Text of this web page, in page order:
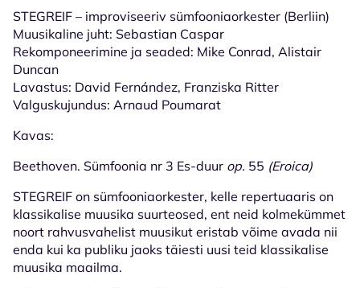
STEGREIF – improviseeriv sümfooniaorkester (Berliin)
Muusikaline juht: Sebastian Caspar
Rekomponeerimine ja seaded: Mike Conrad, Alistair
Duncan
Lavastus: David Fernández, Franziska Ritter
Valguskujundus: Arnaud Poumarat
Kavas:
Beethoven. Sümfoonia nr 3 Es-duur op. 55 (Eroica)
STEGREIF on sümfooniaorkester, kelle repertuaaris on
klassikalise muusika suurteosed, ent neid kolmekümmet
noort rahvusvahelist muusikut eristab võime avada nii
enda kui ka publiku jaoks täiesti uusi teid klassikalise
muusika maailma.